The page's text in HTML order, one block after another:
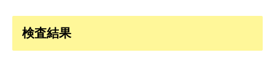
検査結果